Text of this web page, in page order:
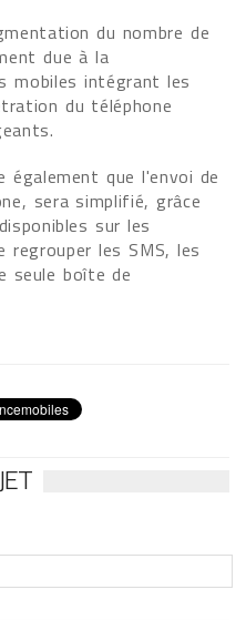
du nombre de
due à la
mobiles intégrant les
du téléphone
également que l'envoi de
sera simplifié, grâce
sur les
les SMS, les
seule boîte de